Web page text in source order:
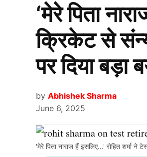
‘मेरे पिता
क्रिकेट से
पर दिया बड़ा
by Abhishek Sharma
June 6, 2025
'मेरे पिता नाराज हैं इसलिए...' रोहित शर्मा ने